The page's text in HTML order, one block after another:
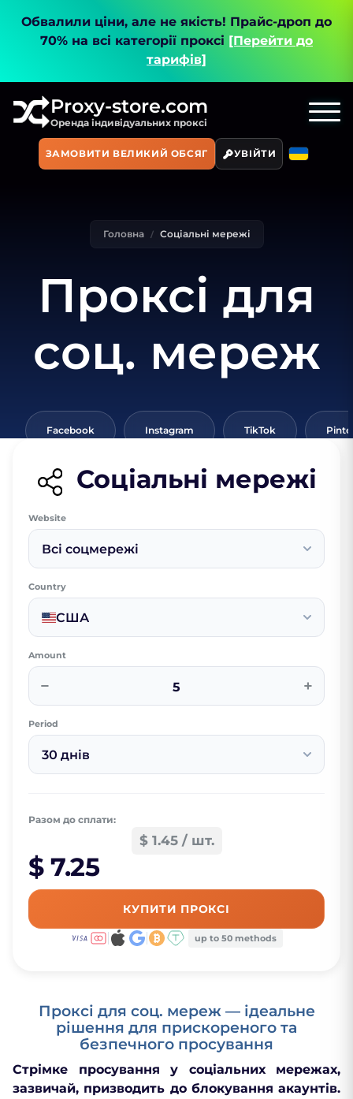
Обвалили ціни, але не якість! Прайс-дроп до
70% на всі категорії проксі [Перейти до
тарифів]
Proxy-store.com
Оренда індивідуальних проксі
ЗАМОВИТИ ВЕЛИКИЙ ОБСЯГ УВІЙТИ
Головна Соціальні мережі
Проксі для
соц. мереж
Facebook Instagram TikTok
Соціальні мережі
Website
Всі соцмережі
Country
США
Amount
− +
Period
30 днів
Разом до сплати:
$ 1.45 / шт.
$ 7.25
КУПИТИ ПРОКСІ
up to 50 methods
Проксі для соц. мереж — ідеальне
рішення для прискореного та
безпечного просування
Стрімке просування у соціальних мережах,
зазвичай, призводить до блокування акаунтів.